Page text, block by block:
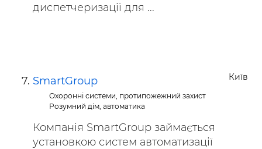
диспетчеризації для ...
Київ
SmartGroup
Охоронні системи, протипожежний захист
Розумний дім, автоматика
Компанія SmartGroup займається
установкою систем автоматизації